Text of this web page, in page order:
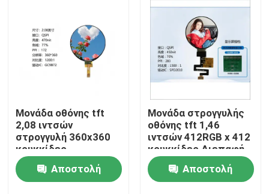
Σπίτι
Μονάδα οθόνης tft
2,08 ιντσών
στρογγυλή 360x360
κουκκίδες
διασύνδεση QSPI που
οδηγεί IC GC9B72
Αποστολή
Μονάδα στρογγυλής
οθόνης tft 1,46
ιντσών 412RGB x 412
κουκκίδες Διεπαφή
QSPI που οδηγεί IC
SPD2010Αποστολή